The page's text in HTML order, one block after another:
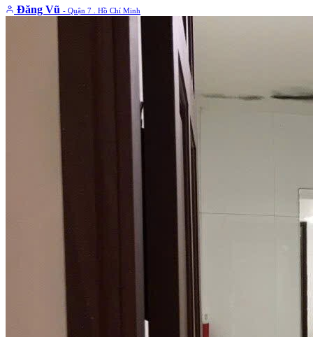
Đăng Vũ - Quận 7 . Hồ Chí Minh